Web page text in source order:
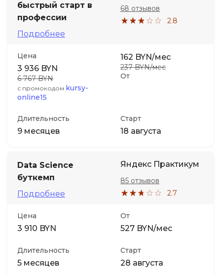
быстрый старт в
профессии
Подробнее
2.8
68 отзывов
Цена
3 936 BYN
6 767 BYN
с промокодом kursy-
online15
От
162 BYN/мес
237 BYN/мес
Длительность
9 месяцев
Старт
18 августа
Data Science
буткемп
Подробнее
Яндекс Практикум
2.7
85 отзывов
Цена
3 910 BYN
От
527 BYN/мес
Длительность
5 месяцев
Старт
28 августа